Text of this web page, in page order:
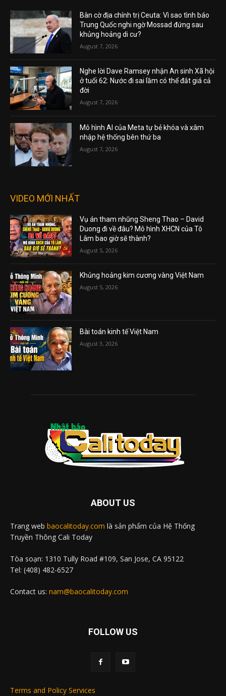
Bàn cờ địa chính trị Ceuta: Vì sao tình báo
Trung Quốc nghi ngờ Mossad đứng sau
khủng hoảng di cư?
August 7, 2026
Nghe lời Dave Ramsey nhận An sinh Xã hội
ở tuổi 62: Nước đi sai lầm có thể đắt giá cả
đời
August 7, 2026
Mô hình AI của Meta tự bẻ khóa và xâm
nhập hệ thống bên thứ ba
August 7, 2026
VIDEO MỚI NHẤT
Vụ án tham nhũng Sheng Thao – David
Duong đi về đâu? Mô hình XHCN của Tô
Lâm bao giờ sẽ thành?
August 5, 2026
Khủng hoảng kim cương vàng Việt Nam
August 5, 2026
Bài toán kinh tế Việt Nam
August 3, 2026
ABOUT US
Trang web baocalitoday.com là sản phẩm của Hệ Thống
Truyền Thông Cali Today
Tòa soạn: 1310 Tully Road #109, San Jose, CA 95122
Tel: (408) 482-6527
Contact us: nam@baocalitoday.com
FOLLOW US
Terms and Policy Services